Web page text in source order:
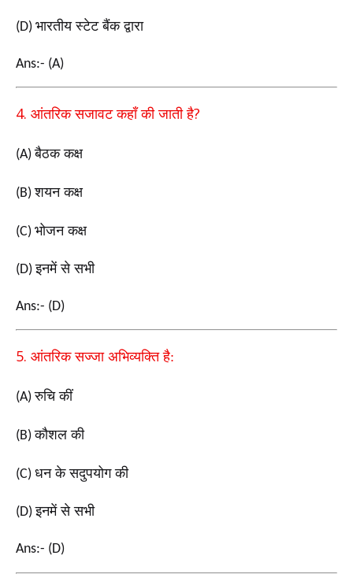
(D) भारतीय स्टेट बैंक द्वारा
Ans:- (A)
4. आंतरिक सजावट कहाँ की जाती है?
(A)बैठक कक्ष
(B)शयन कक्ष
(C) भोजन कक्ष
(D)इनमें से सभी
Ans:- (D)
5. आंतरिक सज्जा अभिव्यक्ति है:
(A)रुचि कीं
(B)कौशल की
(C) धन के सदुपयोग की
(D)इनमें से सभी
Ans:- (D)